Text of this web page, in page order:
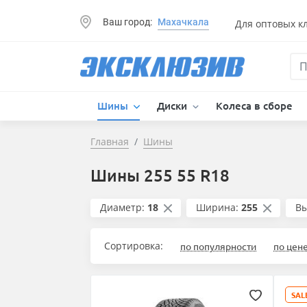
Ваш город: Махачкала Для оптовых
Шины Диски Колеса в сборе
Главная Шины
Шины 255 55 R18
Диаметр: 18 Ширина: 255
Сортировка: по популярности по